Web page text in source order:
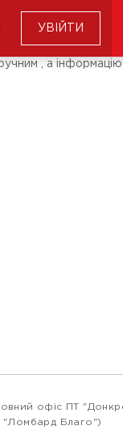
УВІЙТИ
, а
офіс ПТ
"Ломбард Благо")